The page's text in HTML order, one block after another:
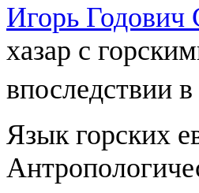
Игорь Годович
хазар с
впоследствии
Язык горских